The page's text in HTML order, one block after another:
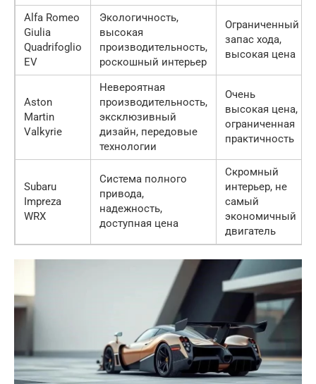
Alfa Romeo
Giulia
Quadrifoglio
EV
Экологичность,
высокая
производительность,
роскошный интерьер
Ограниченный
запас хода,
высокая цена
Aston
Martin
Valkyrie
Невероятная
производительность,
эксклюзивный
дизайн, передовые
технологии
Очень
высокая цена,
ограниченная
практичность
Subaru
Impreza
WRX
Система полного
привода,
надежность,
доступная цена
Скромный
интерьер, не
самый
экономичный
двигатель